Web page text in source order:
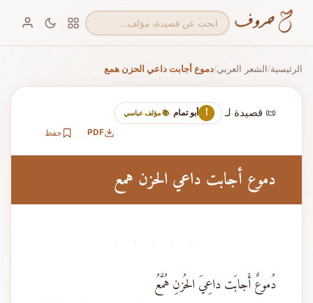
الرئيسية/الشعر العربي/دموع أجابت داعي الحزن همع
📜 قصيدة لـ أ أبو تمام 📚 مؤلف عباسي
PDF حفظ
دموع أجابت داعي الحزن همع
· · · · ·
دُموعٌ أَجابَت داعِيَ الحُزنِ هُمَّعُ